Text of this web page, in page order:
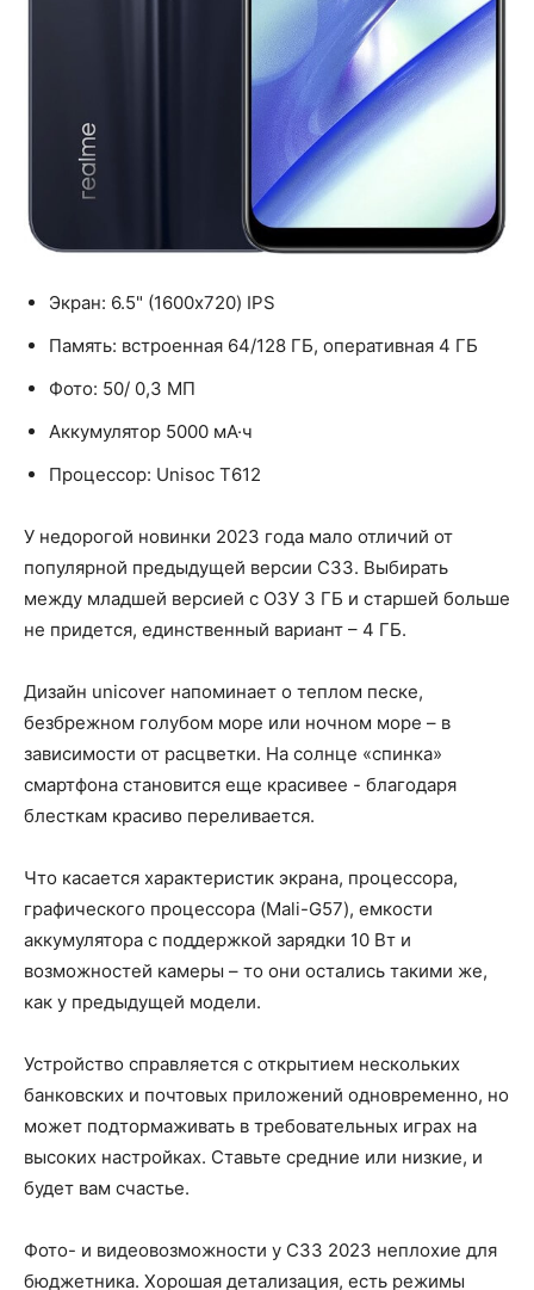
Экран: 6.5" (1600x720) IPS
Память: встроенная 64/128 ГБ, оперативная 4 ГБ
Фото: 50/ 0,3 МП
Аккумулятор 5000 мА·ч
Процессор: Unisoc T612
У недорогой новинки 2023 года мало отличий от
популярной предыдущей версии C33. Выбирать
между младшей версией с ОЗУ 3 ГБ и старшей больше
не придется, единственный вариант – 4 ГБ.
Дизайн unicover напоминает о теплом песке,
безбрежном голубом море или ночном море – в
зависимости от расцветки. На солнце «спинка»
смартфона становится еще красивее - благодаря
блесткам красиво переливается.
Что касается характеристик экрана, процессора,
графического процессора (Mali-G57), емкости
аккумулятора с поддержкой зарядки 10 Вт и
возможностей камеры – то они остались такими же,
как у предыдущей модели.
Устройство справляется с открытием нескольких
банковских и почтовых приложений одновременно, но
может подтормаживать в требовательных играх на
высоких настройках. Ставьте средние или низкие, и
будет вам счастье.
Фото- и видеовозможности у C33 2023 неплохие для
бюджетника. Хорошая детализация, есть режимы